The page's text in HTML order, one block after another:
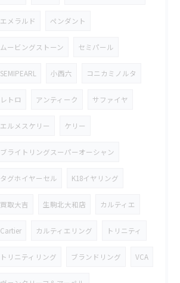
エメラルド ペンダント
ムービングストーン セミパール
SEMIPEARL 小西六 コニカミノルタ
レトロ アンティーク サファイヤ
エルメスケリー ケリー
ブライトリングスーパーオーシャン
タグホイヤーセル K18イヤリング
買取大吉 生駒北大和店 カルティエ
Cartier カルティエリング トリニティ
トリニティリング ブランドリング VCA